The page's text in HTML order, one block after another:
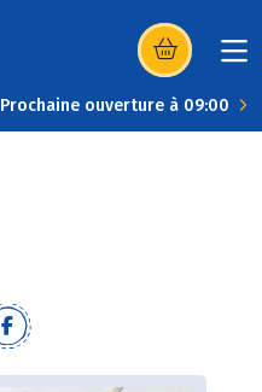
(s’ouvre dans
Prochaine ouverture à 09:00